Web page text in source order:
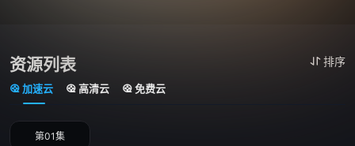
资源列表 排序
加速云 高清云 免费云
第01集